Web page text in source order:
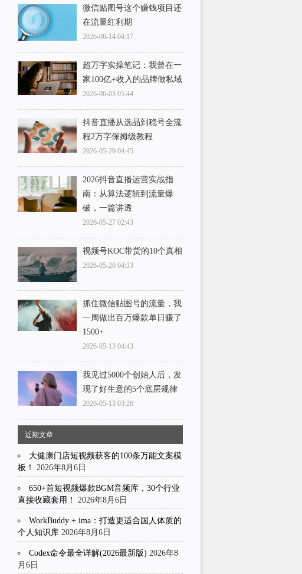
微信贴图号这个赚钱项目还
在流量红利期
2026-06-14 04:17
超万字实操笔记：我曾在一
家100亿+收入的品牌做私域
2026-06-03 05:44
抖音直播从选品到稳号全流
程2万字保姆级教程
2026-05-29 04:45
2026抖音直播运营实战指
南：从算法逻辑到流量爆
破，一篇讲透
2026-05-27 02:43
视频号KOC带货的10个真相
2026-05-20 04:33
抓住微信贴图号的流量，我
一周做出百万爆款单日赚了
1500+
2026-05-13 04:43
我见过5000个创始人后，发
现了好生意的5个底层规律
2026-05-13 03:26
近期文章
大健康门店短视频获客的100条万能文案模
板！
2026年8月6日
650+首短视频爆款BGM音频库，30个行业
直接收藏套用！
2026年8月6日
WorkBuddy + ima：打造更适合国人体质的
个人知识库 2026年8月6日
Codex命令最全详解(2026最新版) 2026年8
月6日